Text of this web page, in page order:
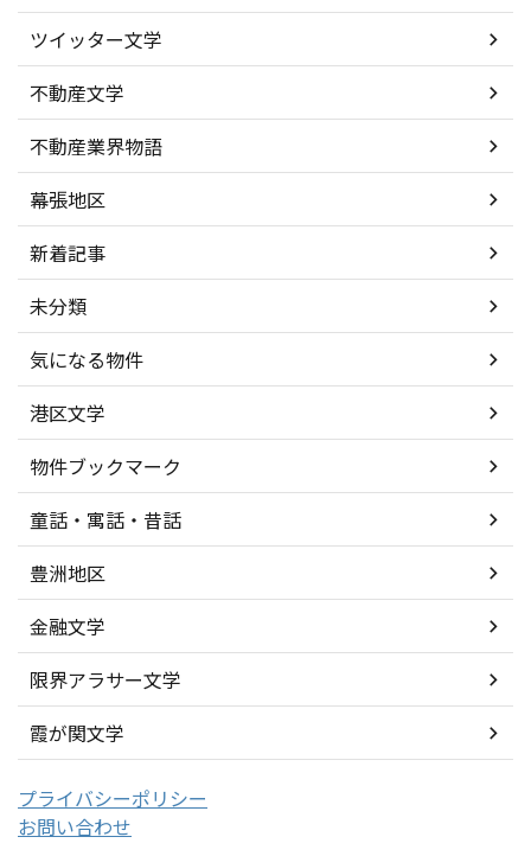
ツイッター文学
不動産文学
不動産業界物語
幕張地区
新着記事
未分類
気になる物件
港区文学
物件ブックマーク
童話・寓話・昔話
豊洲地区
金融文学
限界アラサー文学
霞が関文学
プライバシーポリシー
お問い合わせ